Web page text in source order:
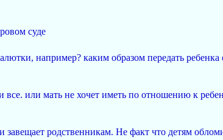
суде
например? каким образом передать ребенка
все. или мать не хочет иметь по отношению к
родственникам. Не факт что детям